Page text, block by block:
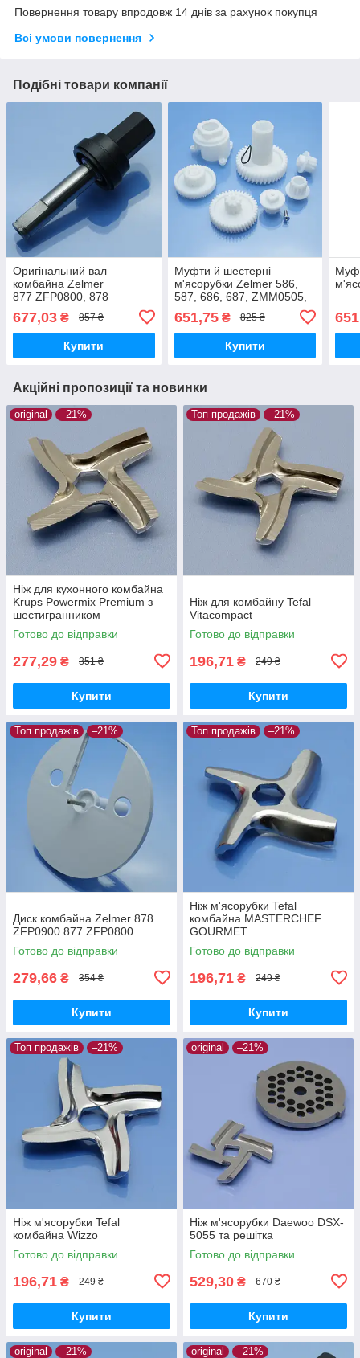
Повернення товару впродовж 14 днів за рахунок покупця
Всі умови повернення
Подібні товари компанії
Оригінальний вал
комбайна Zelmer
877 ZFP0800, 878
677,03 ₴ 857 ₴
Купити
Муфти й шестерні
м'ясорубки Zelmer 586,
587, 686, 687, ZMM0505,
ZMM0815, ZMM0854,
ZMM0905, ZMM0954,
ZMM1005
651,75₴ 825 ₴
Купити
Акційні пропозиції та новинки
original –21%
Ніж для кухонного комбайна
Krups Powermix Premium з
шестигранником
Готово до відправки
277,29 ₴ 351 ₴
Купити
Топ продажів –21%
Ніж для комбайну Tefal
Vitacompact
Готово до відправки
196,71 ₴ 249 ₴
Купити
Топ продажів –21%
Диск комбайна Zelmer 878
ZFP0900 877 ZFP0800
Готово до відправки
279,66 ₴ 354 ₴
Купити
Топ продажів –21%
Ніж м'ясорубки Tefal
комбайна MASTERCHEF
GOURMET
Готово до відправки
196,71 ₴ 249 ₴
Купити
Топ продажів –21%
Ніж м'ясорубки Tefal
комбайна Wizzo
Готово до відправки
196,71 ₴ 249 ₴
Купити
original –21%
Ніж м'ясорубки Daewoo DSX-
5055 та решітка
Готово до відправки
529,30 ₴ 670 ₴
Купити
original –21% original –21%